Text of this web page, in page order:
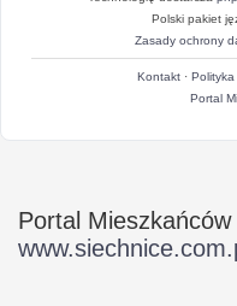
Polski pakiet
Zasady ochrony
Kontakt· Polityka
Portal
Portal